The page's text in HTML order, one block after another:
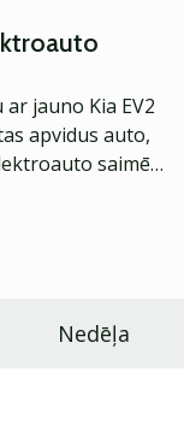
jauno Kia EV2
apvidus auto,
saimē
Nedēļa